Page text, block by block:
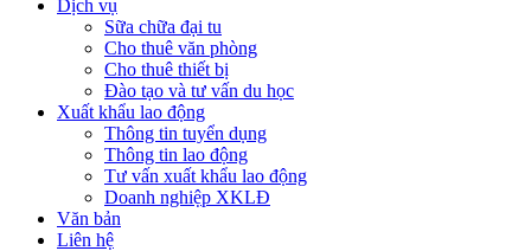
Dịch vụ
Sữa chữa đại tu
Cho thuê văn phòng
Cho thuê thiết bị
Đào tạo và tư vấn du học
Xuất khẩu lao động
Thông tin tuyển dụng
Thông tin lao động
Tư vấn xuất khẩu lao động
Doanh nghiệp XKLĐ
Văn bản
Liên hệ